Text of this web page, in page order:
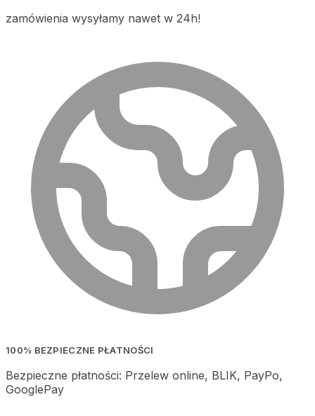
zamówienia wysyłamy nawet w 24h!
100% BEZPIECZNE PŁATNOŚCI
Bezpieczne płatności: Przelew online, BLIK, PayPo,
GooglePay